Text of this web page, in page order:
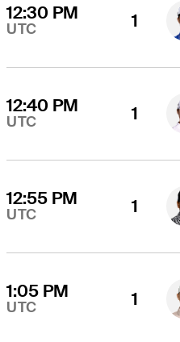
12:30 PM
UTC 1
12:40 PM
UTC 1
12:55 PM
UTC 1
1:05 PM
UTC 1